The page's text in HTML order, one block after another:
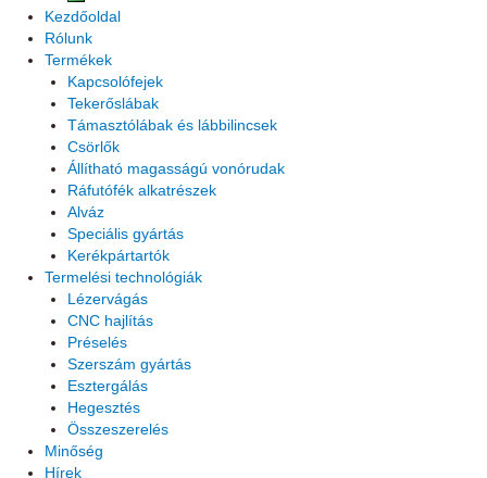
Kezdőoldal
Rólunk
Termékek
Kapcsolófejek
Tekerőslábak
Támasztólábak és lábbilincsek
Csörlők
Állítható magasságú vonórudak
Ráfutófék alkatrészek
Alváz
Speciális gyártás
Kerékpártartók
Termelési technológiák
Lézervágás
CNC hajlítás
Préselés
Szerszám gyártás
Esztergálás
Hegesztés
Összeszerelés
Minőség
Hírek